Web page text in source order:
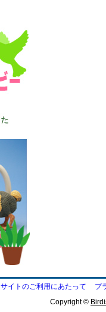
サイトのご利用にあたって
プ
Copyright ©